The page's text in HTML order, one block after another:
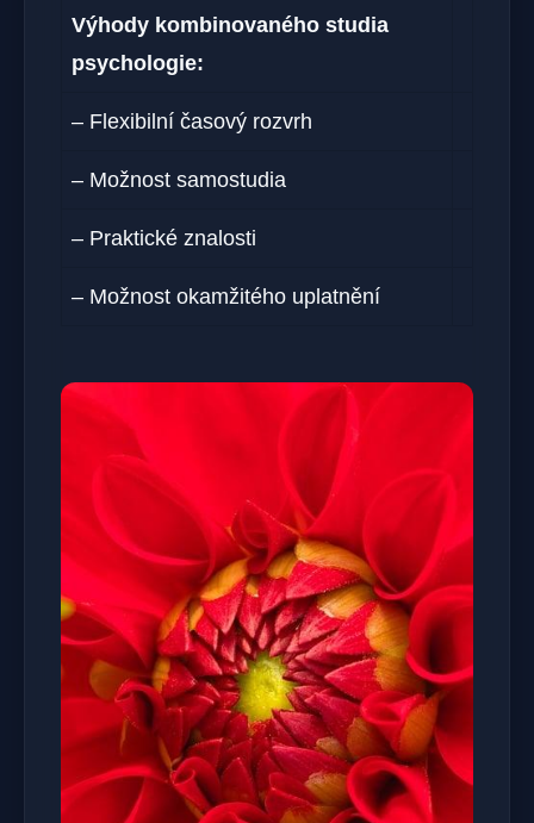
Výhody kombinovaného studia
psychologie:
– Flexibilní časový rozvrh
– Možnost samostudia
– Praktické znalosti
– Možnost okamžitého uplatnění